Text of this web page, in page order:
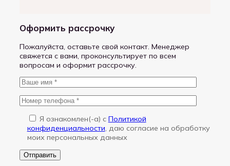
Оформить рассрочку
Пожалуйста, оставьте свой контакт. Менеджер
свяжется с вами, проконсультирует по всем
вопросам и оформит рассрочку.
Я ознакомлен(-a) с Политикой
конфиденциальности, даю согласие на обработку
моих персональных данных